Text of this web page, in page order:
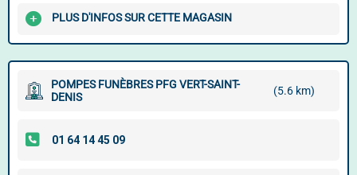
PLUS D'INFOS SUR CETTE MAGASIN
POMPES FUNÈBRES PFG VERT-SAINT-
DENIS
(5.6 km)